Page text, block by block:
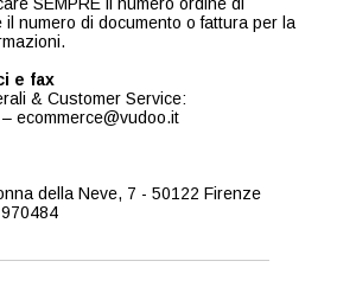
SEMPRE il numero ordine di
il numero di documento o fattura per la
e fax
& Customer Service:
ecommerce@vudoo.it
della Neve, 7 - 50122 Firenze